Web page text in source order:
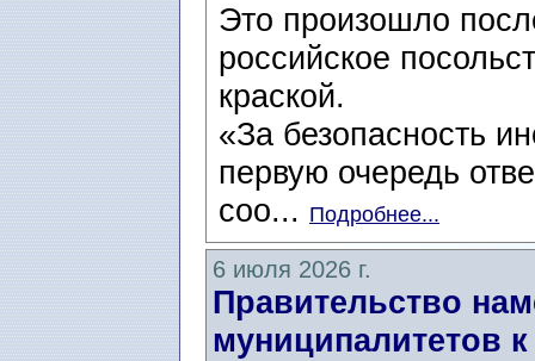
Это произошло
российское
краской.
«За безопасность
первую очередь
соо... Подробнее...
6 июля 2026 г.
Правительство
муниципалитетов